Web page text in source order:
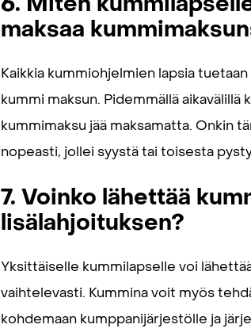
maksaa
Kaikkia kummiohjelmien lapsia
kummi maksun. Pidemmällä
kummimaksu jää maksamatta. Onkin
nopeasti, jollei syystä tai toisesta
7. Voinko lähettää
lisälahjoituksen?
Yksittäiselle kummilapselle voi
vaihtelevasti. Kummina voit myös
kohdemaan kumppanijärjestölle ja